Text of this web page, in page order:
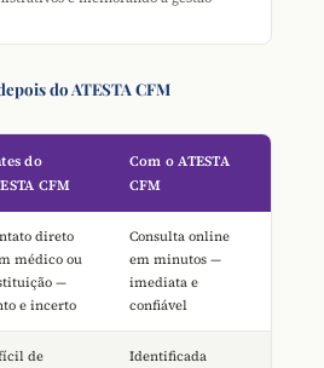
do ATESTA CFM
do
CFM
Com o ATESTA
CFM
direto
médico ou
—
e incerto
Consulta online
em minutos —
imediata e
confiável
de
Identificada